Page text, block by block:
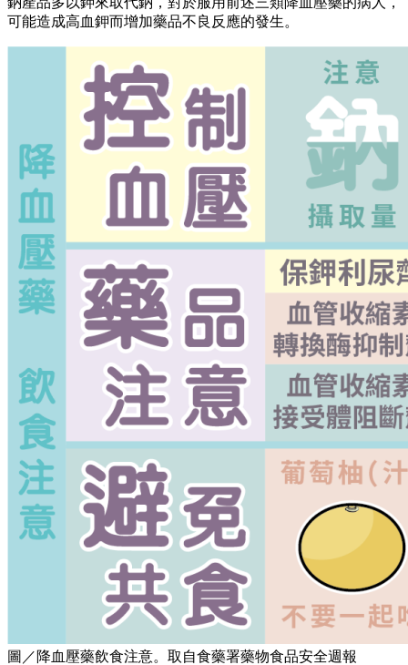
可能造成高血鉀而增加藥品不良反應的發生。
圖／降血壓藥飲食注意。取自食藥署藥物食品安全週報